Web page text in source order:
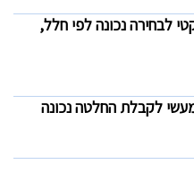
לבחירה נכונה לפי חלל,
לקבלת החלטה נכונה